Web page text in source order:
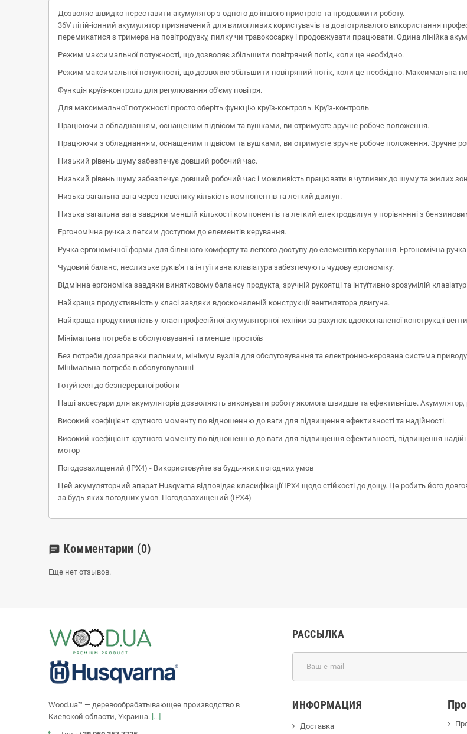
Дозволяє швидко переставити акумулятор з одного до іншого пристрою та продовжити роботу.
36V літій-іонний акумулятор призначений для вимогливих користувачів та довготривалого використання
перемикатися з тримера на повітродувку, пилку чи травокосарку і продовжувати працювати. Одина лінійка
Режим максимальної потужності, що дозволяє збільшити повітряний потік, коли це необхідно.
Режим максимальної потужності, що дозволяє збільшити повітряний потік, коли це необхідно. Максимальна
Функція круїз-контроль для регулювання об'єму повітря.
Для максимальної потужності просто оберіть функцію круїз-контроль. Круїз-контроль
Працюючи з обладнанням, оснащеним підвісом та вушками, ви отримуєте зручне робоче положення.
Працюючи з обладнанням, оснащеним підвісом та вушками, ви отримуєте зручне робоче положення. Зручне
Низький рівень шуму забезпечує довший робочий час.
Низький рівень шуму забезпечує довший робочий час і можливість працювати в чутливих до шуму та жилих
Низька загальна вага через невелику кількість компонентів та легкий двигун.
Низька загальна вага завдяки меншій кількості компонентів та легкий електродвигун у порівнянні з
Ергономічна ручка з легким доступом до елементів керування.
Ручка ергономічної форми для більшого комфорту та легкого доступу до елементів керування. Ергономічна ручка
Чудовий баланс, неслизьке руків'я та інтуїтивна клавіатура забезпечують чудову ергономіку.
Відмінна ергономіка завдяки винятковому балансу продукта, зручній рукоятці та інтуїтивно зрозумілій
Найкраща продуктивність у класі завдяки вдосконаленій конструкції вентилятора двигуна.
Найкраща продуктивність у класі професійної акумуляторної техніки за рахунок вдосконаленої конструкції
Мінімальна потреба в обслуговуванні та менше простоїв
Без потреби дозаправки пальним, мінімум вузлів для обслуговування та електронно-керована система
Мінімальна потреба в обслуговуванні
Готуйтеся до безперервної роботи
Наші аксесуари для акумуляторів дозволяють виконувати роботу якомога швидше та ефективніше.
Високий коефіцієнт крутного моменту по відношенню до ваги для підвищення ефективності та надійності.
Високий коефіцієнт крутного моменту по відношенню до ваги для підвищення ефективності, підвищення
мотор
Погодозахищений (IPX4) - Використовуйте за будь-яких погодних умов
Цей акумуляторний апарат Husqvarna відповідає класифікації IPX4 щодо стійкості до дощу. Це робить його
за будь-яких погодних умов. Погодозахищений (IPX4)
chat Комментарии (0)
Еще нет отзывов.
Wood.ua™ — деревообрабатывающее производство в
Киевской области, Украина. [...]
РАССЫЛКА
ИНФОРМАЦИЯ
Доставка